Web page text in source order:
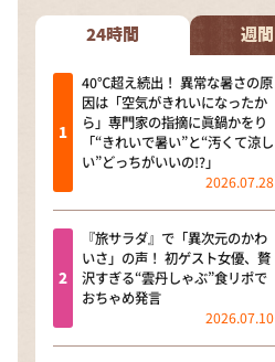
24時間 週間
40℃超え続出！ 異常な暑さの原
因は「空気がきれいになったか
ら」専門家の指摘に眞鍋かをり
「“きれいで暑い”と“汚くて涼し
い”どっちがいいの!?」
2026.07.28
『旅サラダ』で「異次元のかわ
いさ」の声！ 初ゲスト女優、贅
沢すぎる“雲丹しゃぶ”食リポで
おちゃめ発言
2026.07.10